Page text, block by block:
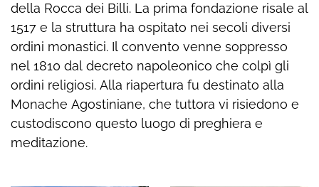
della Rocca dei Billi. La prima fondazione risale al
1517 e la struttura ha ospitato nei secoli diversi
ordini monastici. Il convento venne soppresso
nel 1810 dal decreto napoleonico che colpì gli
ordini religiosi. Alla riapertura fu destinato alla
Monache Agostiniane, che tuttora vi risiedono e
custodiscono questo luogo di preghiera e
meditazione.